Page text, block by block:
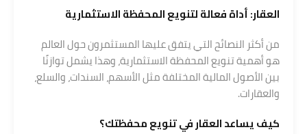
العقار: أداة فعالة لتنويعالمحفظة الاستثمارية
من أكثر النصائح التي يتفق عليها المستثمرون حول العالم
هو أهمية تنويع المحفظة الاستثمارية، وهذا يشمل توازنًا
بين الأصول المالية المختلفة مثل الأسهم، السندات، والسلع،
والعقارات.
كيف يساعد العقار في تنويع محفظتك؟